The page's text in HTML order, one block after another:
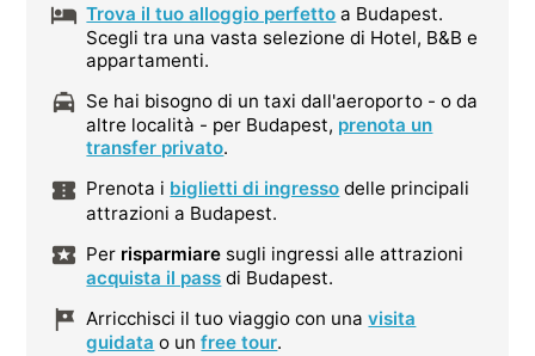
Trova il tuo alloggio perfetto a Budapest.
Scegli tra una vasta selezione di Hotel, B&B e
appartamenti.
Se hai bisogno di un taxi dall'aeroporto - o da
altre località - per Budapest, prenota un
transfer privato.
Prenota i biglietti di ingresso delle principali
attrazioni a Budapest.
Per risparmiare sugli ingressi alle attrazioni
acquista il pass di Budapest.
Arricchisci il tuo viaggio con unavisita
guidata o unfree tour.